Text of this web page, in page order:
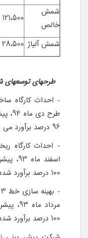
شمش
خالص
121،500
شمش آلیاژ 28،500
طرح­های توسعه­ای
- احداث کارگاه
96 درصد برآورد می شود.
100 درصد برآورد شده است.
100 درصد برآورد شده است.